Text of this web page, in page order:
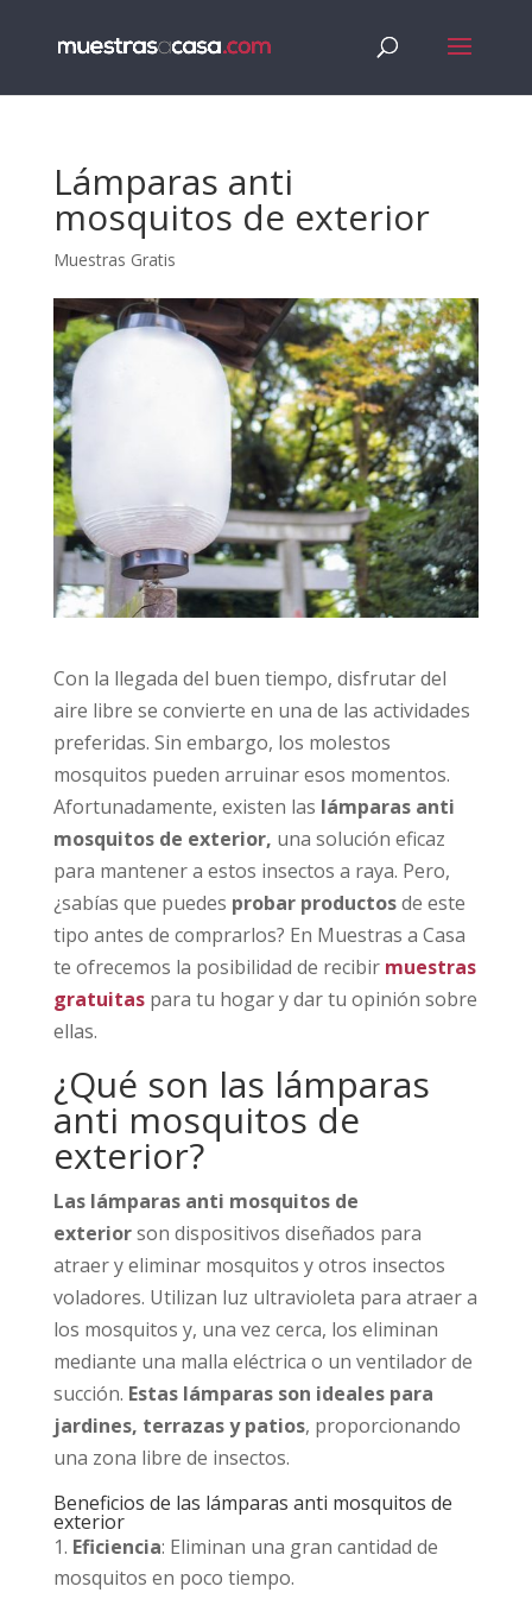
Lámparas anti
mosquitos de exterior
Muestras Gratis
Con la llegada del buen tiempo, disfrutar del
aire libre se convierte en una de las actividades
preferidas. Sin embargo, los molestos
mosquitos pueden arruinar esos momentos.
Afortunadamente, existen las lámparas anti
mosquitos de exterior, una solución eficaz
para mantener a estos insectos a raya. Pero,
¿sabías que puedes probar productosde este
tipo antes de comprarlos? En Muestras a Casa
te ofrecemos la posibilidad de recibir muestras
gratuitaspara tu hogar y dar tu opinión sobre
ellas.
¿Qué son las lámparas
anti mosquitos de
exterior?
Las lámparas anti mosquitos de
exteriorson dispositivos diseñados para
atraer y eliminar mosquitos y otros insectos
voladores. Utilizan luz ultravioleta para atraer a
los mosquitos y, una vez cerca, los eliminan
mediante una malla eléctrica o un ventilador de
succión. Estas lámparas son ideales para
jardines, terrazas y patios, proporcionando
una zona libre de insectos.
Beneficios de las lámparas anti mosquitos de
exterior
Eficiencia: Eliminan una gran cantidad de
mosquitos en poco tiempo.